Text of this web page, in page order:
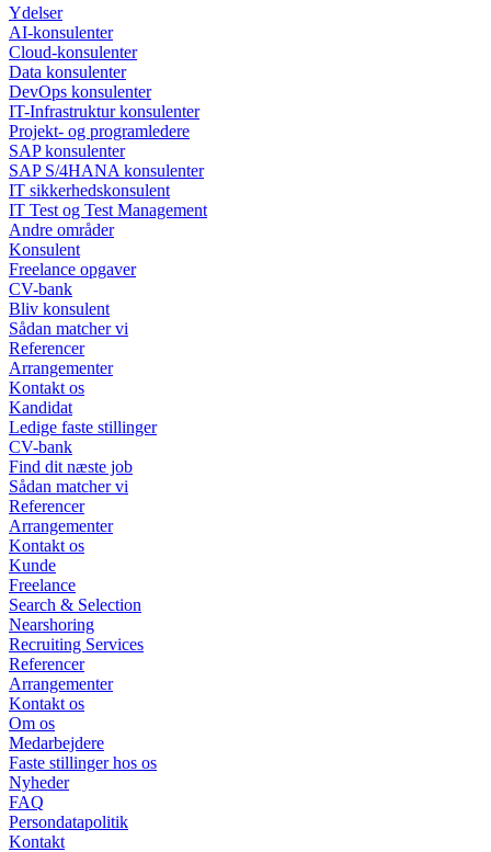
Ydelser
AI-konsulenter
Cloud-konsulenter
Data konsulenter
DevOps konsulenter
IT-Infrastruktur konsulenter
Projekt- og programledere
SAP konsulenter
SAP S/4HANA konsulenter
IT sikkerhedskonsulent
IT Test og Test Management
Andre områder
Konsulent
Freelance opgaver
CV-bank
Bliv konsulent
Sådan matcher vi
Referencer
Arrangementer
Kontakt os
Kandidat
Ledige faste stillinger
CV-bank
Find dit næste job
Sådan matcher vi
Referencer
Arrangementer
Kontakt os
Kunde
Freelance
Search & Selection
Nearshoring
Recruiting Services
Referencer
Arrangementer
Kontakt os
Om os
Medarbejdere
Faste stillinger hos os
Nyheder
FAQ
Persondatapolitik
Kontakt